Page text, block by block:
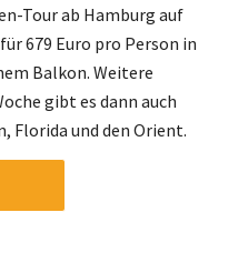
Tour ab Hamburg auf
679 Euro pro Person in
Balkon. Weitere
gibt es dann auch
Florida und den Orient.